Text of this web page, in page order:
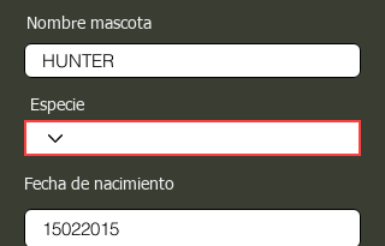
Nombre mascota
Especie
Fecha de nacimiento